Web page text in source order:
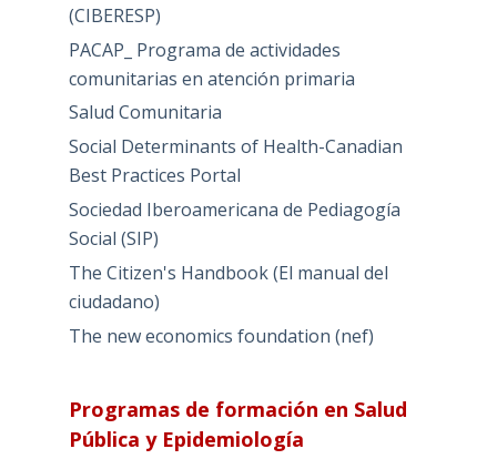
(CIBERESP)
PACAP_ Programa de actividades
comunitarias en atención primaria
Salud Comunitaria
Social Determinants of Health-Canadian
Best Practices Portal
Sociedad Iberoamericana de Pediagogía
Social (SIP)
The Citizen's Handbook (El manual del
ciudadano)
The new economics foundation (nef)
Programas de formación en Salud
Pública y Epidemiología